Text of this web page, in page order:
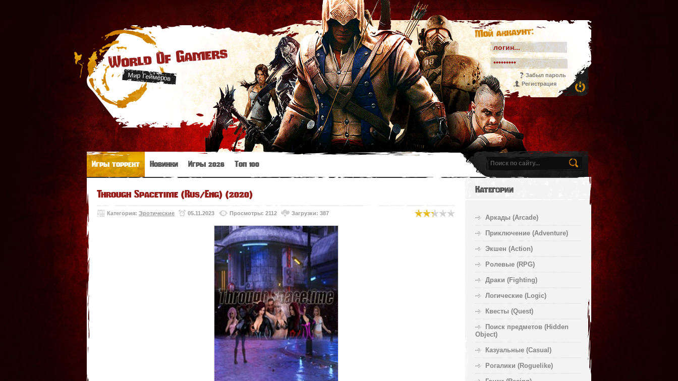
World Of Gamers
Мир Геймеров
Мой аккаунт:
Забыл пароль
Регистрация
Игры торрент Новинки Игры 2026 Топ 100
Through Spacetime (Rus/Eng) (2020)
Категория: Эротические 05.11.2023 Просмотры: 2112 Загрузки: 387
Категории
Аркады (Arcade)
Приключение (Adventure)
Экшен (Action)
Ролевые (RPG)
Драки (Fighting)
Логические (Logic)
Квесты (Quest)
Поиск предметов (Hidden
Object)
Казуальные (Casual)
Рогалики (Roguelike)